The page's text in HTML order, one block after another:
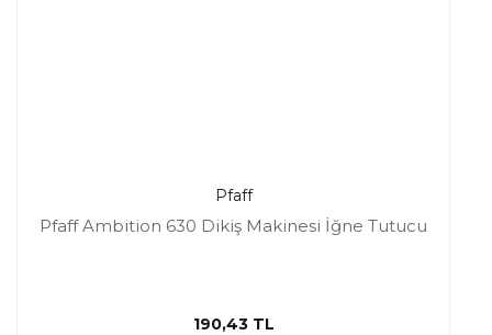
Pfaff
Pfaff Ambition 630 Dikiş Makinesi İğne Tutucu
190,43 TL